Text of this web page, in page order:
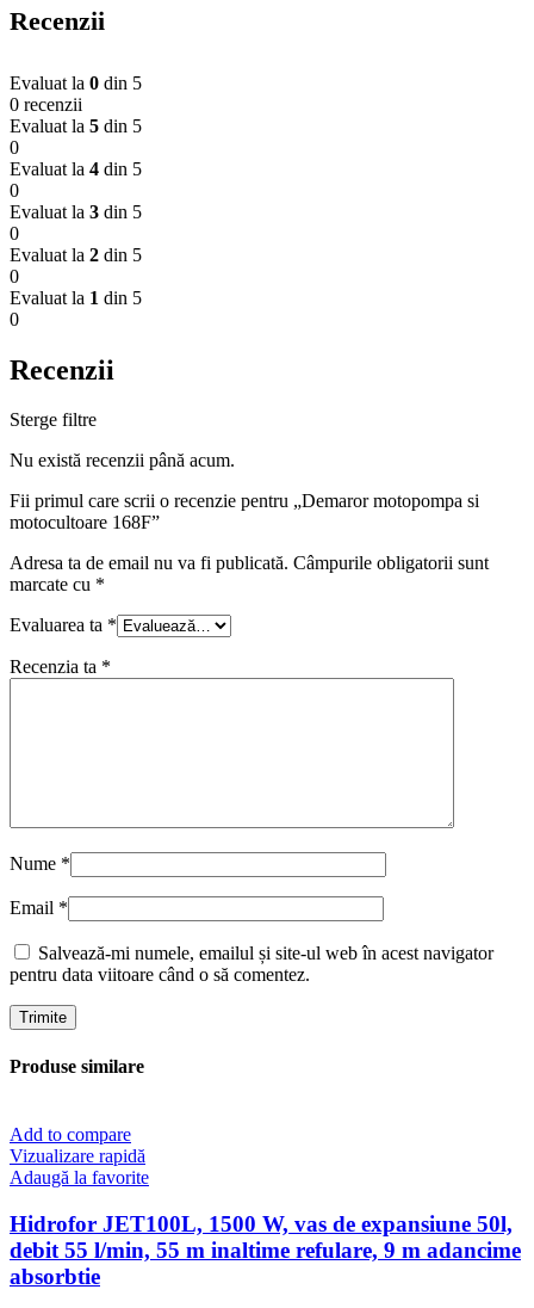
Recenzii
Evaluat la 0 din 5
0 recenzii
Evaluat la 5 din 5
0
Evaluat la 4 din 5
0
Evaluat la 3 din 5
0
Evaluat la 2 din 5
0
Evaluat la 1 din 5
0
Recenzii
Sterge filtre
Nu există recenzii până acum.
Fii primul care scrii o recenzie pentru „Demaror motopompa si
motocultoare 168F”
Adresa ta de email nu va fi publicată. Câmpurile obligatorii sunt
marcate cu *
Evaluarea ta *
Recenzia ta *
Nume *
Email *
Salvează-mi numele, emailul și site-ul web în acest navigator
pentru data viitoare când o să comentez.
Produse similare
Add to compare
Vizualizare rapidă
Adaugă la favorite
Hidrofor JET100L, 1500 W, vas de expansiune 50l,
debit 55 l/min, 55 m inaltime refulare, 9 m adancime
absorbtie